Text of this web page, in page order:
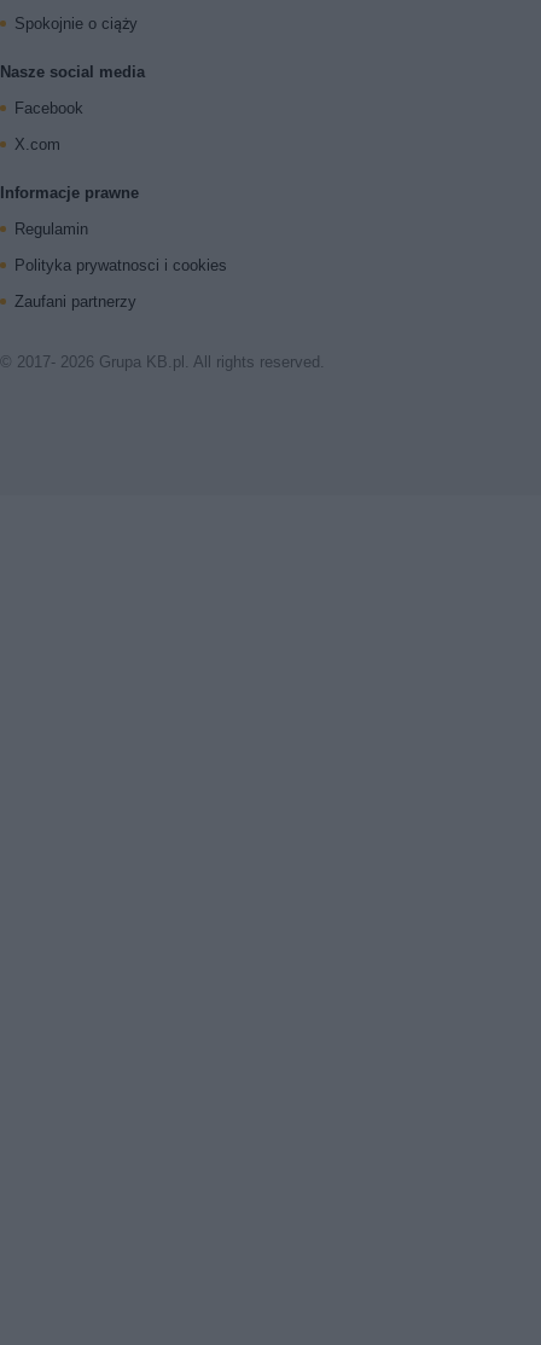
Spokojnie o ciąży
Nasze social media
Facebook
X.com
Informacje prawne
Regulamin
Polityka prywatnosci i cookies
Zaufani partnerzy
© 2017- 2026 Grupa KB.pl. All rights reserved.